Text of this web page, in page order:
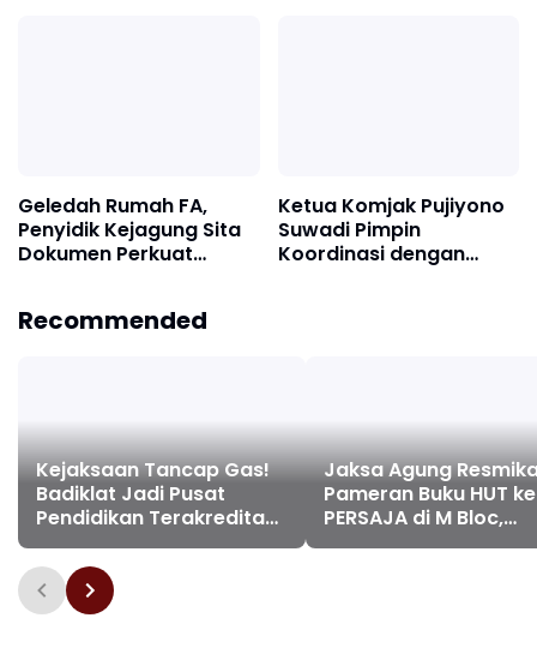
Geledah Rumah FA,
Penyidik Kejagung Sita
Dokumen Perkuat
Ketua Komjak Pujiyono
Suwadi Pimpin
Koordinasi dengan
Recommended
Kejaksaan Tancap Gas!
Badiklat Jadi Pusat
Pendidikan Terakreditasi
LAN-RI dan Sertifikasi
Profesi Berstandar
Nasional
Jaksa Agung
Pameran Buku HUT
PERSAJA di M Bloc,
Dorong Budaya